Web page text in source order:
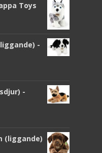
Toys
-
-
(liggande)